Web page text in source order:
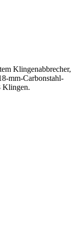
Klingenabbrecher,
mm-Carbonstahl-
Klingen.